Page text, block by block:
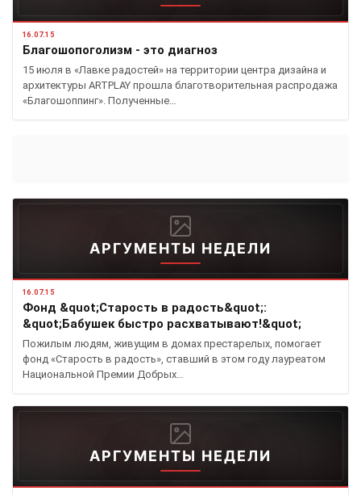
16.07.15
Благошопоголизм - это диагноз
15 июля в «Лавке радостей» на территории центра дизайна и
архитектуры ARTPLAY прошла благотворительная распродажа
«Благошоппинг». Полученные…
АРГУМЕНТЫ НЕДЕЛИ
16.07.15
Фонд &quot;Старость в радость&quot;:
&quot;Бабушек быстро расхватывают!&quot;
Пожилым людям, живущим в домах престарелых, помогает
фонд «Старость в радость», ставший в этом году лауреатом
Национальной Премии Добрых…
АРГУМЕНТЫ НЕДЕЛИ